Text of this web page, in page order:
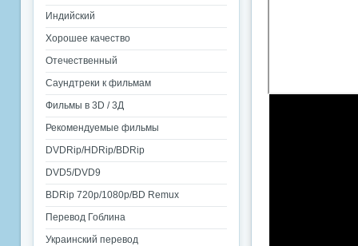
Индийский
Хорошее качество
Отечественный
Саундтреки к фильмам
Фильмы в 3D / 3Д
Рекомендуемые фильмы
DVDRip/HDRip/BDRip
DVD5/DVD9
BDRip 720p/1080p/BD Remux
Перевод Гоблина
Украинский перевод